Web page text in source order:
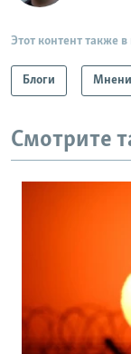
Этот контент также в
Блоги
Смотрите